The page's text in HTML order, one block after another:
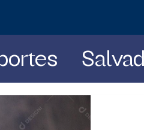
Mercado